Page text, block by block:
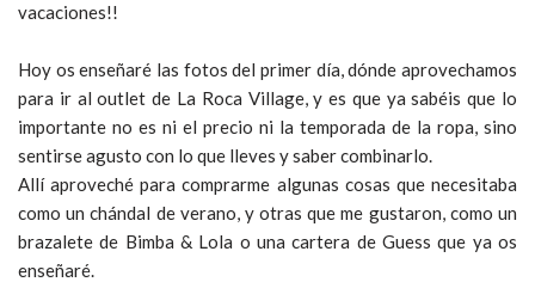
vacaciones!!
Hoy os enseñaré las fotos del primer día, dónde aprovechamos
para ir al outlet de La Roca Village, y es que ya sabéis que lo
importante no es ni el precio ni la temporada de la ropa, sino
sentirse agusto con lo que lleves y saber combinarlo.
Allí aproveché para comprarme algunas cosas que necesitaba
como un chándal de verano, y otras que me gustaron, como un
brazalete de Bimba & Lola o una cartera de Guess que ya os
enseñaré.